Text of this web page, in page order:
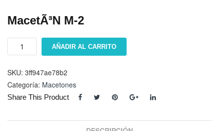
MacetÃ³n M-2
MacetÃ³n
cantidad
AÑADIR AL CARRITO
SKU: 3ff947ae78b2
Categoría: Macetones
Share This Product